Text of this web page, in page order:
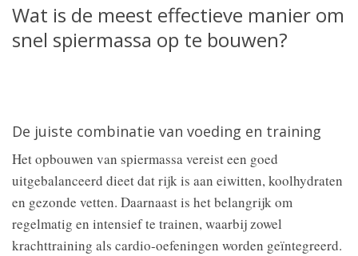
Wat is de meest effectieve manier om
snel spiermassa op te bouwen?
De juiste combinatie van voeding en training
Het opbouwen van spiermassa vereist een goed
uitgebalanceerd dieet dat rijk is aan eiwitten, koolhydraten
en gezonde vetten. Daarnaast is het belangrijk om
regelmatig en intensief te trainen, waarbij zowel
krachttraining als cardio-oefeningen worden geïntegreerd.